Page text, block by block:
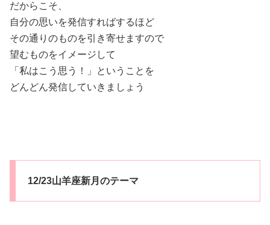
だからこそ、
自分の思いを発信すればするほど
その通りのものを引き寄せますので
望むものをイメージして
「私はこう思う！」ということを
どんどん発信していきましょう
12/23山羊座新月のテーマ